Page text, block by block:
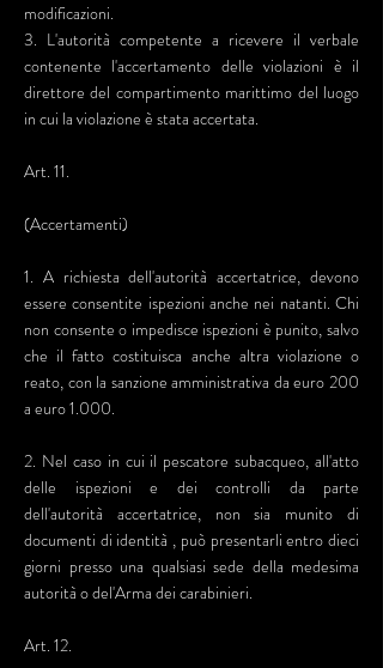
modificazioni.
3. L'autorità competente a ricevere il verbale
contenente l'accertamento delle violazioni è il
direttore del compartimento marittimo del luogo
in cui la violazione è stata accertata.
Art. 11.
(Accertamenti)
1. A richiesta dell'autorità accertatrice, devono
essere consentite ispezioni anche nei natanti. Chi
non consente o impedisce ispezioni è punito, salvo
che il fatto costituisca anche altra violazione o
reato, con la sanzione amministrativa da euro 200
a euro 1.000.
2. Nel caso in cui il pescatore subacqueo, all'atto
delle ispezioni e dei controlli da parte
dell'autorità accertatrice, non sia munito di
documenti di identità , può presentarli entro dieci
giorni presso una qualsiasi sede della medesima
autorità o del'Arma dei carabinieri.
Art. 12.